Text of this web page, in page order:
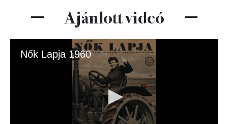
Ajánlott videó
Nők Lapja 1960